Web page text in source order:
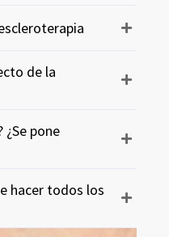
de la
pone
hacer todos los